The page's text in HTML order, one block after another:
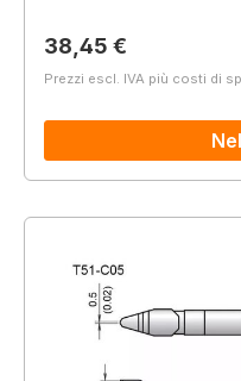
Prezzo normale:
38,45 €
Prezzi escl. IVA più costi di